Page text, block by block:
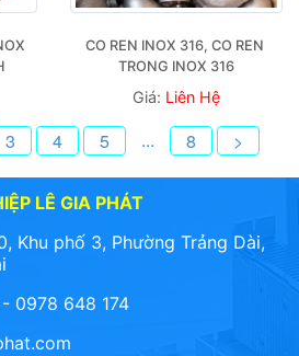
CO REN INOX 316, CO REN
TRONG INOX 316
Giá: Liên Hệ
3 4 5 ... 8 >
LÊ GIA PHÁT
Khu phố 3, Phường Trảng Dài,
0978 648 174